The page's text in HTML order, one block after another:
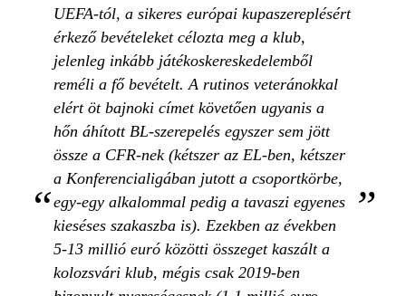
UEFA-tól, a sikeres európai kupaszereplésért
érkező bevételeket célozta meg a klub,
jelenleg inkább játékoskereskedelemből
reméli a fő bevételt. A rutinos veteránokkal
elért öt bajnoki címet követően ugyanis a
hőn áhított BL-szerepelés egyszer sem jött
össze a CFR-nek (kétszer az EL-ben, kétszer
a Konferencialigában jutott a csoportkörbe,
egy-egy alkalommal pedig a tavaszi egyenes
kieséses szakaszba is). Ezekben az években
5-13 millió euró közötti összeget kaszált a
kolozsvári klub, mégis csak 2019-ben